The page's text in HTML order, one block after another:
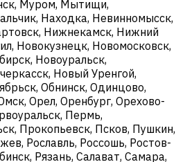
Муром, Мытищи,
Находка, Невинномысск,
Нижнекамск, Нижний
Новокузнецк, Новомосковск,
Новоуральск,
Новый Уренгой,
Обнинск, Одинцово,
Орел, Оренбург, Орехово-
Пермь,
Прокопьевск, Псков, Пушкин,
Рославль, Россошь, Ростов-
Рязань, Салават, Самара,